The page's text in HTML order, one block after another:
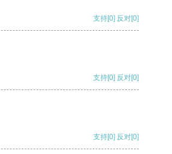
支持[0] 反对[0]
支持[0] 反对[0]
支持[0] 反对[0]